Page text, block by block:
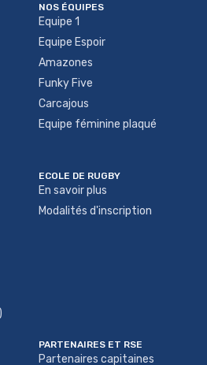
NOS ÉQUIPES
Equipe 1
Equipe Espoir
Amazones
Funky Five
Carcajous
Equipe féminine plaqué
ECOLE DE RUGBY
En savoir plus
Modalités d'inscription
PARTENAIRES ET RSE
Partenaires capitaines